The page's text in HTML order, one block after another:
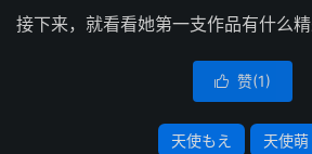
接下来，就看看她第一支作品有什么精
 赞(1)
天使もえ 天使萌